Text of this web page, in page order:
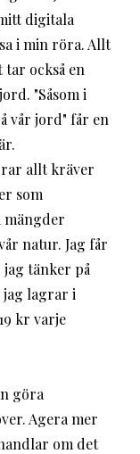
digitala
i min röra. Allt
också en
"Såsom i
vår jord" får en
allt kräver
som
natur. Jag får
tänker på
lagrar i
kr varje
göra
Agera mer
om det